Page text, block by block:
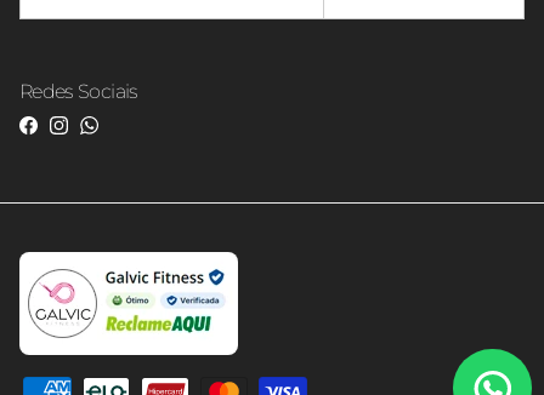
Redes Sociais
Facebook
Instagram
WhatsApp